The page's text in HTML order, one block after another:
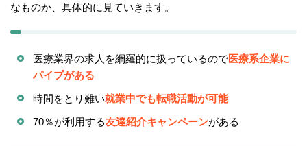
なものか、具体的に見ていきます。
医療業界の求人を網羅的に扱っているので医療系企業に
パイプがある
時間をとり難い就業中でも転職活動が可能
70％が利用する友達紹介キャンペーンがある